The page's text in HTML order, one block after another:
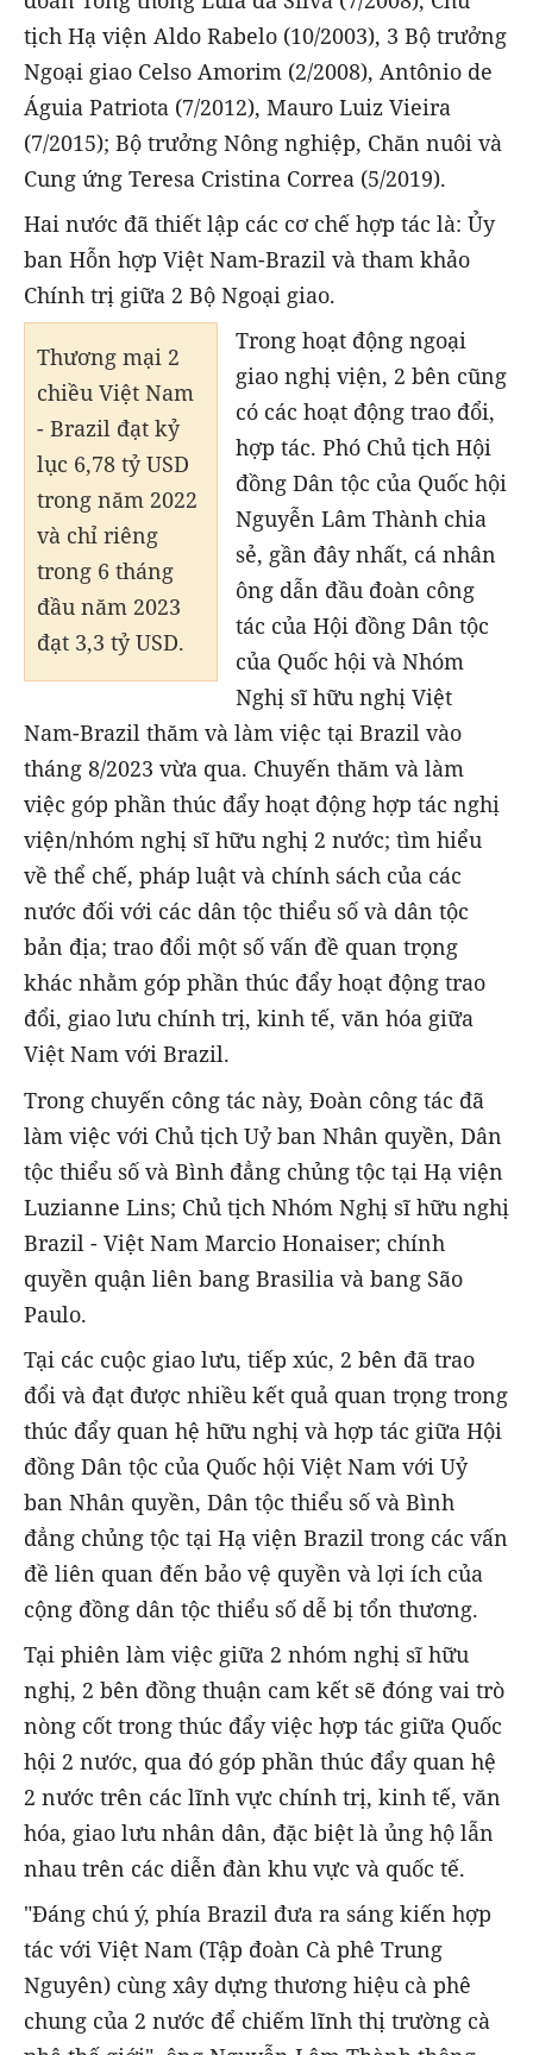
tịch Hạ viện Aldo Rabelo (10/2003), 3 Bộ trưởng
Ngoại giao Celso Amorim (2/2008), Antônio de
Águia Patriota (7/2012), Mauro Luiz Vieira
(7/2015); Bộ trưởng Nông nghiệp, Chăn nuôi và
Cung ứng Teresa Cristina Correa (5/2019).
Hai nước đã thiết lập các cơ chế hợp tác là: Ủy
ban Hỗn hợp Việt Nam-Brazil và tham khảo
Chính trị giữa 2 Bộ Ngoại giao.
Thương mại 2
chiều Việt Nam
- Brazil đạt kỷ
lục 6,78 tỷ USD
trong năm 2022
và chỉ riêng
trong 6 tháng
đầu năm 2023
đạt 3,3 tỷ USD.
Trong hoạt động ngoại
giao nghị viện, 2 bên cũng
có các hoạt động trao đổi,
hợp tác. Phó Chủ tịch Hội
đồng Dân tộc của Quốc hội
Nguyễn Lâm Thành chia
sẻ, gần đây nhất, cá nhân
ông dẫn đầu đoàn công
tác của Hội đồng Dân tộc
của Quốc hội và Nhóm
Nghị sĩ hữu nghị Việt
Nam-Brazil thăm và làm việc tại Brazil vào
tháng 8/2023 vừa qua. Chuyến thăm và làm
việc góp phần thúc đẩy hoạt động hợp tác nghị
viện/nhóm nghị sĩ hữu nghị 2 nước; tìm hiểu
về thể chế, pháp luật và chính sách của các
nước đối với các dân tộc thiểu số và dân tộc
bản địa; trao đổi một số vấn đề quan trọng
khác nhằm góp phần thúc đẩy hoạt động trao
đổi, giao lưu chính trị, kinh tế, văn hóa giữa
Việt Nam với Brazil.
Trong chuyến công tác này, Đoàn công tác đã
làm việc với Chủ tịch Uỷ ban Nhân quyền, Dân
tộc thiểu số và Bình đẳng chủng tộc tại Hạ viện
Luzianne Lins; Chủ tịch Nhóm Nghị sĩ hữu nghị
Brazil - Việt Nam Marcio Honaiser; chính
quyền quận liên bang Brasilia và bang São
Paulo.
Tại các cuộc giao lưu, tiếp xúc, 2 bên đã trao
đổi và đạt được nhiều kết quả quan trọng trong
thúc đẩy quan hệ hữu nghị và hợp tác giữa Hội
đồng Dân tộc của Quốc hội Việt Nam với Uỷ
ban Nhân quyền, Dân tộc thiểu số và Bình
đẳng chủng tộc tại Hạ viện Brazil trong các vấn
đề liên quan đến bảo vệ quyền và lợi ích của
cộng đồng dân tộc thiểu số dễ bị tổn thương.
Tại phiên làm việc giữa 2 nhóm nghị sĩ hữu
nghị, 2 bên đồng thuận cam kết sẽ đóng vai trò
nòng cốt trong thúc đẩy việc hợp tác giữa Quốc
hội 2 nước, qua đó góp phần thúc đẩy quan hệ
2 nước trên các lĩnh vực chính trị, kinh tế, văn
hóa, giao lưu nhân dân, đặc biệt là ủng hộ lẫn
nhau trên các diễn đàn khu vực và quốc tế.
"Đáng chú ý, phía Brazil đưa ra sáng kiến hợp
tác với Việt Nam (Tập đoàn Cà phê Trung
Nguyên) cùng xây dựng thương hiệu cà phê
chung của 2 nước để chiếm lĩnh thị trường cà